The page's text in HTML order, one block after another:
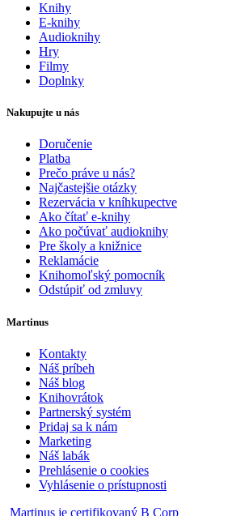
Knihy
E-knihy
Audioknihy
Hry
Filmy
Doplnky
Nakupujte u nás
Doručenie
Platba
Prečo práve u nás?
Najčastejšie otázky
Rezervácia v kníhkupectve
Ako čítať e-knihy
Ako počúvať audioknihy
Pre školy a knižnice
Reklamácie
Knihomoľský pomocník
Odstúpiť od zmluvy
Martinus
Kontakty
Náš príbeh
Náš blog
Knihovrátok
Partnerský systém
Pridaj sa k nám
Marketing
Náš labák
Prehlásenie o cookies
Vyhlásenie o prístupnosti
Martinus je certifikovaný B Corp